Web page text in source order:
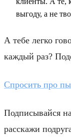
выгоду, а не
А тебе легко
каждый раз?
Спросить про
Подписывайся
расскажи